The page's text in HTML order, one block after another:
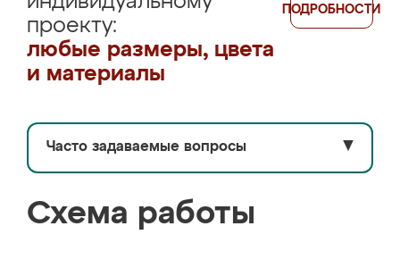
проекту:
любые размеры, цвета
и материалы
ПОДРОБНОСТИ
Часто задаваемые вопросы ▼
Схема работы